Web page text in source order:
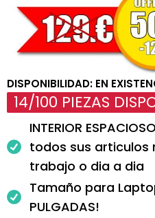
DISPONIBILIDAD: EN
14/100 PIEZAS
INTERIOR
todos sus articulos
trabajo o dia a dia
Tamaño para
PULGADAS!